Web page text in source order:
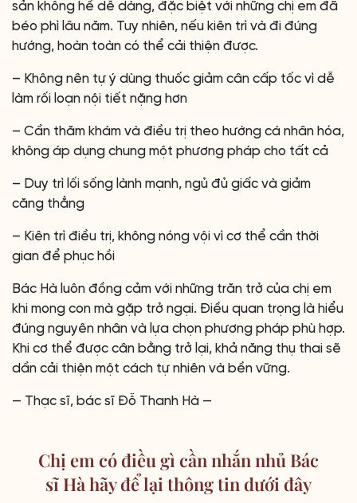
sản không hề dễ dàng, đặc biệt với những chị em đã
béo phì lâu năm. Tuy nhiên, nếu kiên trì và đi đúng
hướng, hoàn toàn có thể cải thiện được.
– Không nên tự ý dùng thuốc giảm cân cấp tốc vì dễ
làm rối loạn nội tiết nặng hơn
– Cần thăm khám và điều trị theo hướng cá nhân hóa,
không áp dụng chung một phương pháp cho tất cả
– Duy trì lối sống lành mạnh, ngủ đủ giấc và giảm
căng thẳng
– Kiên trì điều trị, không nóng vội vì cơ thể cần thời
gian để phục hồi
Bác Hà luôn đồng cảm với những trăn trở của chị em
khi mong con mà gặp trở ngại. Điều quan trọng là hiểu
đúng nguyên nhân và lựa chọn phương pháp phù hợp.
Khi cơ thể được cân bằng trở lại, khả năng thụ thai sẽ
dần cải thiện một cách tự nhiên và bền vững.
— Thạc sĩ, bác sĩ Đỗ Thanh Hà —
Chị em có điều gì cần nhắn nhủ Bác
sĩ Hà hãy để lại thông tin dưới đây